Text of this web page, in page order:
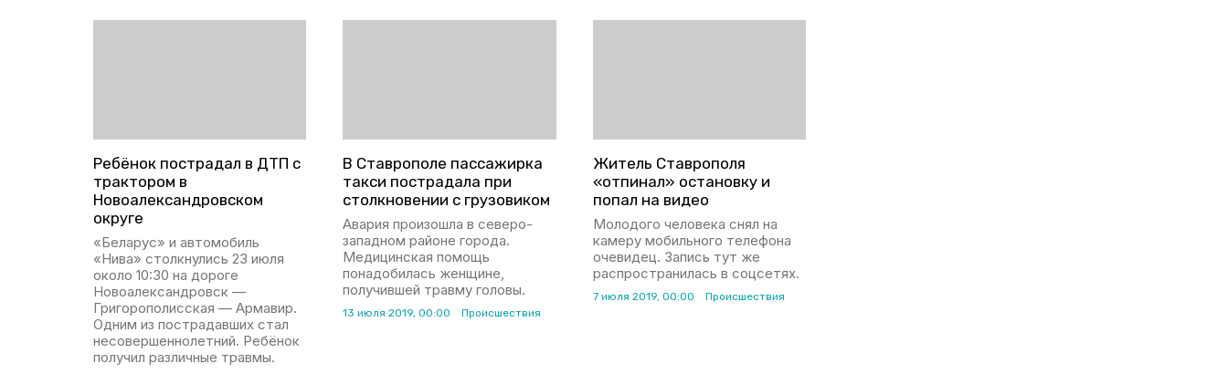
Ребёнок пострадал в ДТП с
трактором в
Новоалександровском
округе
«Беларус» и автомобиль
«Нива» столкнулись 23 июля
около 10:30 на дороге
Новоалександровск —
Григорополисская — Армавир.
Одним из пострадавших стал
несовершеннолетний. Ребёнок
получил различные травмы.
В Ставрополе пассажирка
такси пострадала при
столкновении с грузовиком
Авария произошла в северо-
западном районе города.
Медицинская помощь
понадобилась женщине,
получившей травму головы.
13 июля 2019, 00:00 Происшествия
Житель Ставрополя
«отпинал» остановку и
попал на видео
Молодого человека снял на
камеру мобильного телефона
очевидец. Запись тут же
распространилась в соцсетях.
7 июля 2019, 00:00 Происшествия